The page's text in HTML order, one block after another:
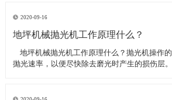
2020-09-16
地坪机械抛光机工作原理什么？
地坪机械抛光机工作原理什么？抛光机操作
抛光速率，以便尽快除去磨光时产生的损伤层
较深；后者要求使用最细的